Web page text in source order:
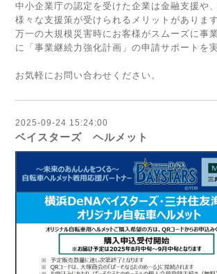
中小企業庁の認定を受けた企業は金融支援や
様々な支援策が受けられるメリットがあります
万一の大規模災害時にお客様がスムーズに事
に「事業継続力強化計画」の申請サポートを
お気軽にお問い合わせください。
2025-09-24 15:24:00
ベイスターズ ヘルメット